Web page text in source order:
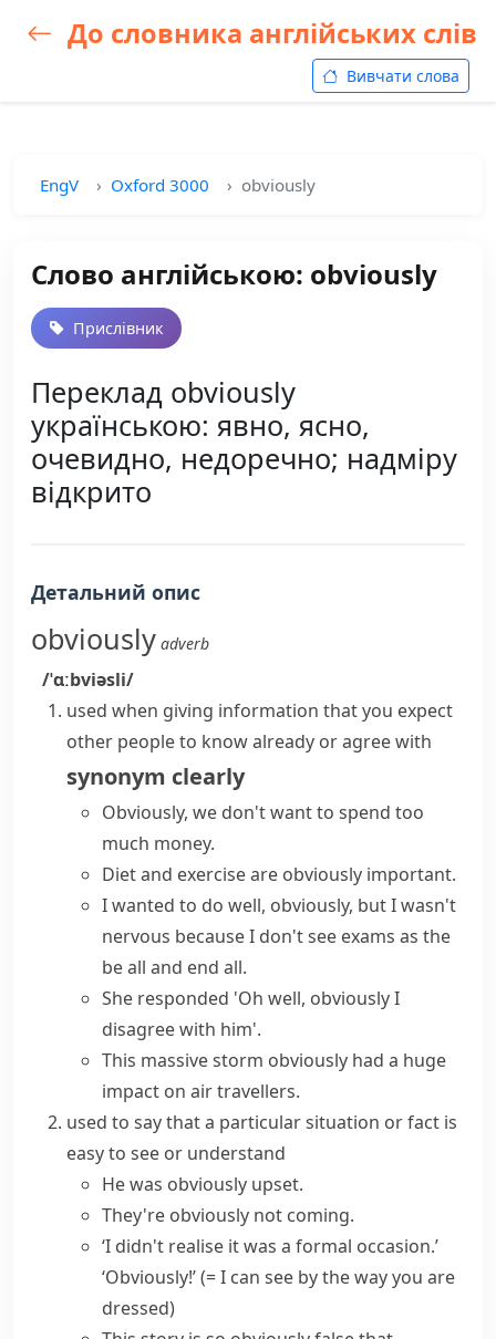
До словника англійських слів
Вивчати слова
EngV Oxford 3000 obviously
Слово англійською: obviously
Прислівник
Переклад obviously
українською: явно, ясно,
очевидно, недоречно; надміру
відкрито
Детальний опис
obviously adverb
/ˈɑːbviəsli/
used when giving information that you expect
other people to know already or agree with
synonym clearly
Obviously, we don't want to spend too
much money.
Diet and exercise are obviously important.
I wanted to do well, obviously, but I wasn't
nervous because I don't see exams as the
be all and end all.
She responded 'Oh well, obviously I
disagree with him'.
This massive storm obviously had a huge
impact on air travellers.
used to say that a particular situation or fact is
easy to see or understand
He was obviously upset.
They're obviously not coming.
‘I didn't realise it was a formal occasion.’
‘Obviously!’(= I can see by the way you are
dressed)